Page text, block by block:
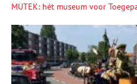
MUTEK: hét museum voor